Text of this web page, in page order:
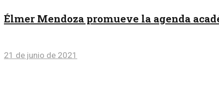
Élmer Mendoza promueve la agenda
21 de junio de 2021